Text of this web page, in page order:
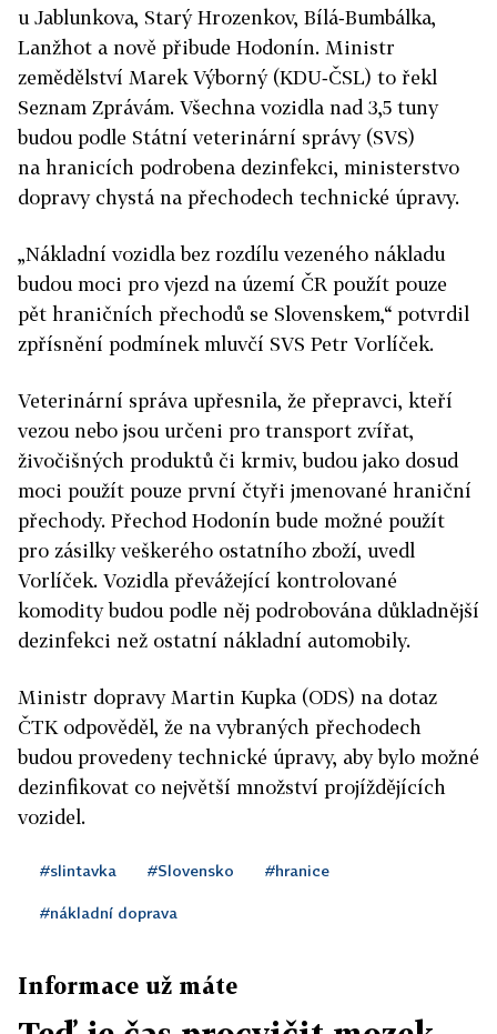
u Jablunkova, Starý Hrozenkov, Bílá‑Bumbálka,
Lanžhot a nově přibude Hodonín. Ministr
zemědělství Marek Výborný (KDU‑ČSL) to řekl
Seznam Zprávám. Všechna vozidla nad 3,5 tuny
budou podle Státní veterinární správy (SVS)
na hranicích podrobena dezinfekci, ministerstvo
dopravy chystá na přechodech technické úpravy.
„Nákladní vozidla bez rozdílu vezeného nákladu
budou moci pro vjezd na území ČR použít pouze
pět hraničních přechodů se Slovenskem,“ potvrdil
zpřísnění podmínek mluvčí SVS Petr Vorlíček.
Veterinární správa upřesnila, že přepravci, kteří
vezou nebo jsou určeni pro transport zvířat,
živočišných produktů či krmiv, budou jako dosud
moci použít pouze první čtyři jmenované hraniční
přechody. Přechod Hodonín bude možné použít
pro zásilky veškerého ostatního zboží, uvedl
Vorlíček. Vozidla převážející kontrolované
komodity budou podle něj podrobována důkladnější
dezinfekci než ostatní nákladní automobily.
Ministr dopravy Martin Kupka (ODS) na dotaz
ČTK odpověděl, že na vybraných přechodech
budou provedeny technické úpravy, aby bylo možné
dezinfikovat co největší množství projíždějících
vozidel.
#slintavka #Slovensko #hranice
#nákladní doprava
Informace už máte